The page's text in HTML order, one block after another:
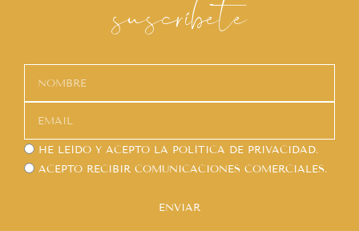
suscríbete
HE LEÍDO Y ACEPTO LA POLÍTICA DE PRIVACIDAD.
ACEPTO RECIBIR COMUNICACIONES COMERCIALES.
ENVIAR